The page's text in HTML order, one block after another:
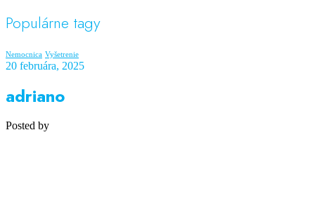
Populárne tagy
Nemocnica Vyšetrenie
20 februára, 2025
adriano
Posted by